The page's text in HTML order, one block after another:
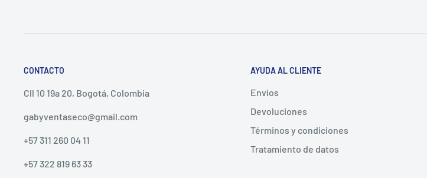
CONTACTO
Cll 10 19a 20, Bogotá, Colombia
gabyventaseco@gmail.com
+57 311 260 04 11
+57 322 819 63 33
AYUDA AL CLIENTE
Envíos
Devoluciones
Términos y condiciones
Tratamiento de datos